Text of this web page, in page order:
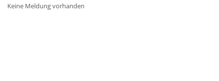
Keine Meldung vorhanden